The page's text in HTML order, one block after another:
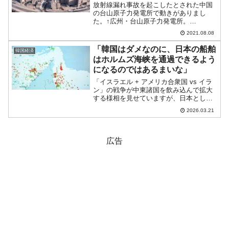
放射線漏れ事故を起こしたとされた中国
の台山原子力発電所で動きがありまし
た。↑広州・台山原子力発電所。
PHOTO(C)『EDFEnergy』この原子力発
電所は中国南部、マカオから約61km、香
港から約126km西方にあります。つま
り、2つの有...
2021.08.08
韓国経済
「韓国はダメなのに、日本の船舶
はホルムズ海峡を通過できるよう
になるのではあるまいな」
「イスラエル + アメリカ合衆国 vs イラ
ン」の戦争が中東諸国を飲み込んで拡大
する様相を見せていますが、日本として
はチョークポイントのホルムズ海峡でエ
ネルギー輸送が圧迫されていることが大
2026.03.21
広告